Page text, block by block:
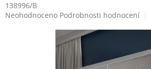
138996/B
Průměrné
Neohodnoceno Podrobnosti hodnocení